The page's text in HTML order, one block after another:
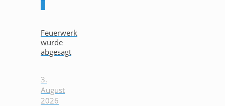
Feuerwerk
wurde
abgesagt
3.
August
2026